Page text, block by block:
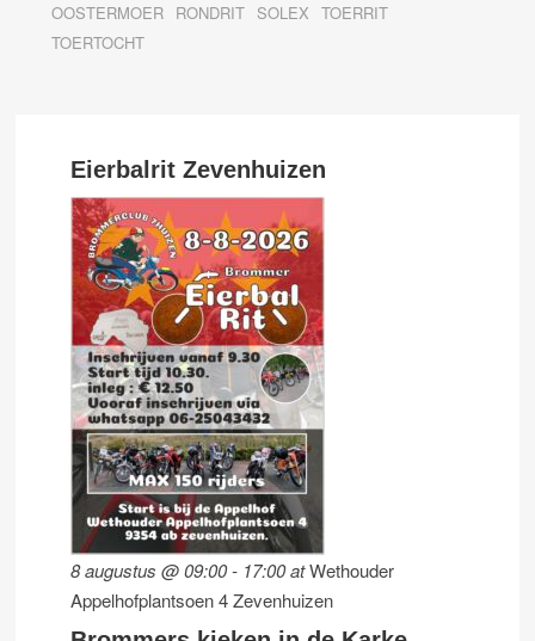
OOSTERMOER RONDRIT SOLEX
TOERRIT
TOERTOCHT
Eierbalrit Zevenhuizen
8 augustus @ 09:00- 17:00atWethouder
Appelhofplantsoen 4 Zevenhuizen